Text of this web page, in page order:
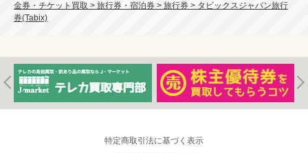
金券・チケット買取 > 旅行券・宿泊券 > 旅行券 > タビックスジャパン旅行
券(Tabix)
特定商取引法に基づく表示